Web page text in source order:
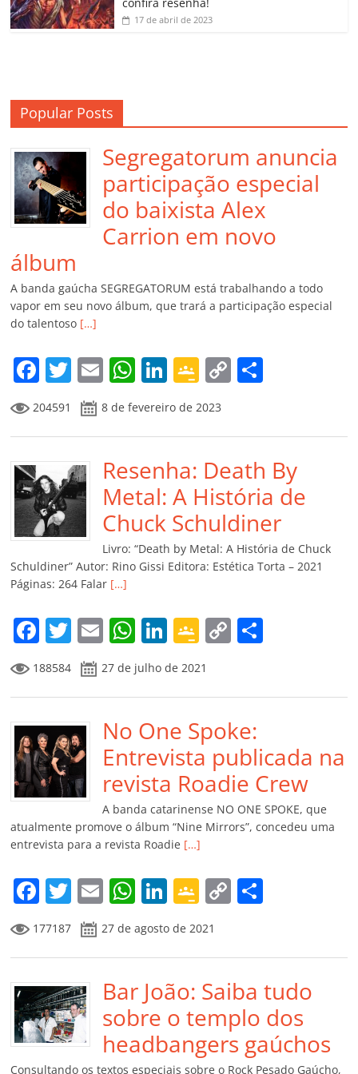
17 de abril de 2023
Popular Posts
Segregatorum anuncia
participação especial
do baixista Alex
Carrion em novo
álbum
A banda gaúcha SEGREGATORUM está trabalhando a todo
vapor em seu novo álbum, que trará a participação especial
do talentoso […]
F
a
c
e
b
o
o
k
T
w
itt
er
E
m
ai
l
W
at
s
A
p
p
Li
k
e
dI
n
G
o
o
gl
e
Cl
a
ss
ro
m
C
y
Li
n
k
p
ar
til
h
ar
204591 8 de fevereiro de 2023
Resenha: Death By
Metal: A História de
Chuck Schuldiner
Livro: “Death by Metal: A História de Chuck
Schuldiner” Autor: Rino Gissi Editora: Estética Torta – 2021
Páginas: 264 Falar […]
F
a
c
e
b
o
o
k
T
w
itt
er
E
m
ai
l
W
h
at
s
A
p
p
Li
n
k
e
dI
n
G
o
o
gl
e
Cl
a
ss
ro
o
m
C
y
Li
n
k
p
til
h
ar
188584 27 de julho de 2021
No One Spoke:
Entrevista publicada na
revista Roadie Crew
A banda catarinense NO ONE SPOKE, que
atualmente promove o álbum “Nine Mirrors”, concedeu uma
entrevista para a revista Roadie […]
F
a
c
e
b
o
o
T
w
itt
er
E
m
ai
l
W
at
s
A
p
p
Li
n
k
e
dI
n
G
o
o
gl
e
Cl
a
C
y
Li
n
k
p
ar
til
h
177187 27 de agosto de 2021
Bar João: Saiba tudo
sobre o templo dos
headbangers gaúchos
Consultando os textos especiais sobre o Rock Pesado Gaúcho,